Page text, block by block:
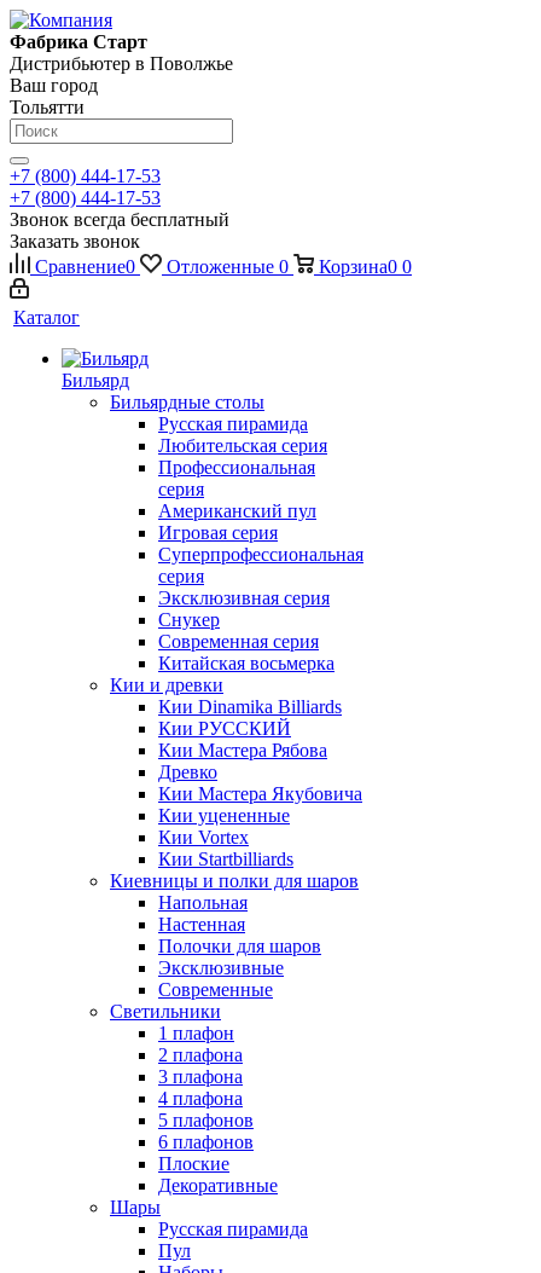
Фабрика Старт
Дистрибьютер в Поволжье
Ваш город
Тольятти
+7 (800) 444-17-53
+7 (800) 444-17-53
Звонок всегда бесплатный
Заказать звонок
Сравнение0 Отложенные 0 Корзина0 0
Каталог
Бильярд
Бильярдные столы
Русская пирамида
Любительская серия
Профессиональная
серия
Американский пул
Игровая серия
Суперпрофессиональная
серия
Эксклюзивная серия
Снукер
Современная серия
Китайская восьмерка
Кии и древки
Кии Dinamika Billiards
Кии РУССКИЙ
Кии Мастера Рябова
Древко
Кии Мастера Якубовича
Кии уцененные
Кии Vortex
Кии Startbilliards
Киевницы и полки для шаров
Напольная
Настенная
Полочки для шаров
Эксклюзивные
Современные
Светильники
1 плафон
2 плафона
3 плафона
4 плафона
5 плафонов
6 плафонов
Плоские
Декоративные
Шары
Русская пирамида
Пул